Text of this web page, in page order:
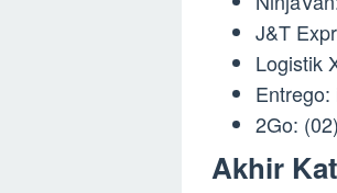
J&T
Logistik
Entrego:
2Go:
Akhir